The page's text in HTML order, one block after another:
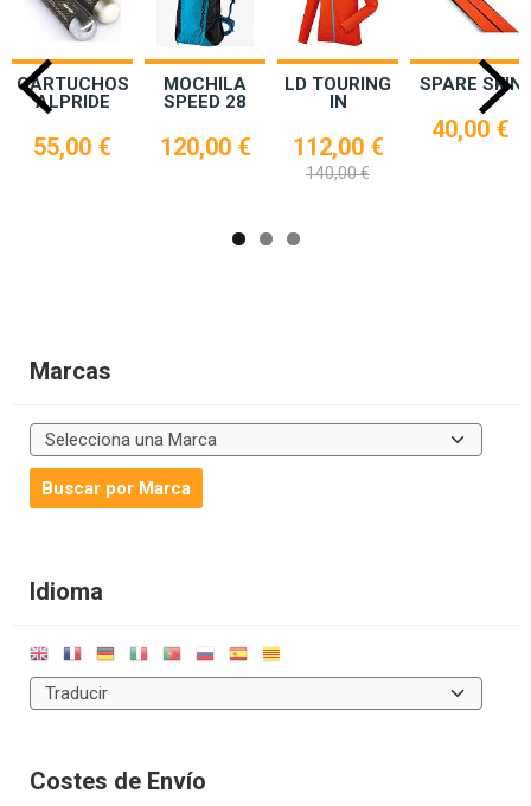
Marcas
Idioma
Costes de Envío
CARTUCHOS
ALPRIDE
55,00 €
MOCHILA
SPEED 28
120,00 €
LD TOURING
IN
112,00 €
140,00 €
SPARE SKIN
40,00 €